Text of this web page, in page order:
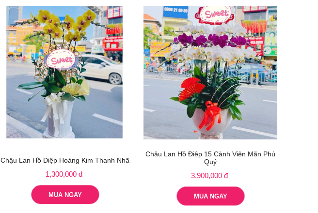
Chậu Lan Hồ Điệp Hoàng Kim Thanh Nhã
1,300,000 đ
MUA NGAY
Chậu Lan Hồ Điệp 15 Cành Viên Mãn Phú
Quý
3,900,000 đ
MUA NGAY